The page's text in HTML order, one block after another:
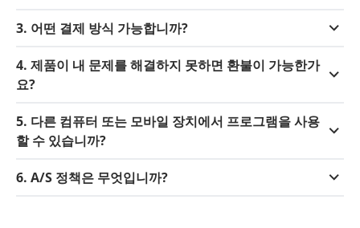
3. 어떤 결제 방식 가능합니까?
4. 제품이 내 문제를 해결하지 못하면 환불이 가능한가
요?
5. 다른 컴퓨터 또는 모바일 장치에서 프로그램을 사용
할 수 있습니까?
6. A/S 정책은 무엇입니까?